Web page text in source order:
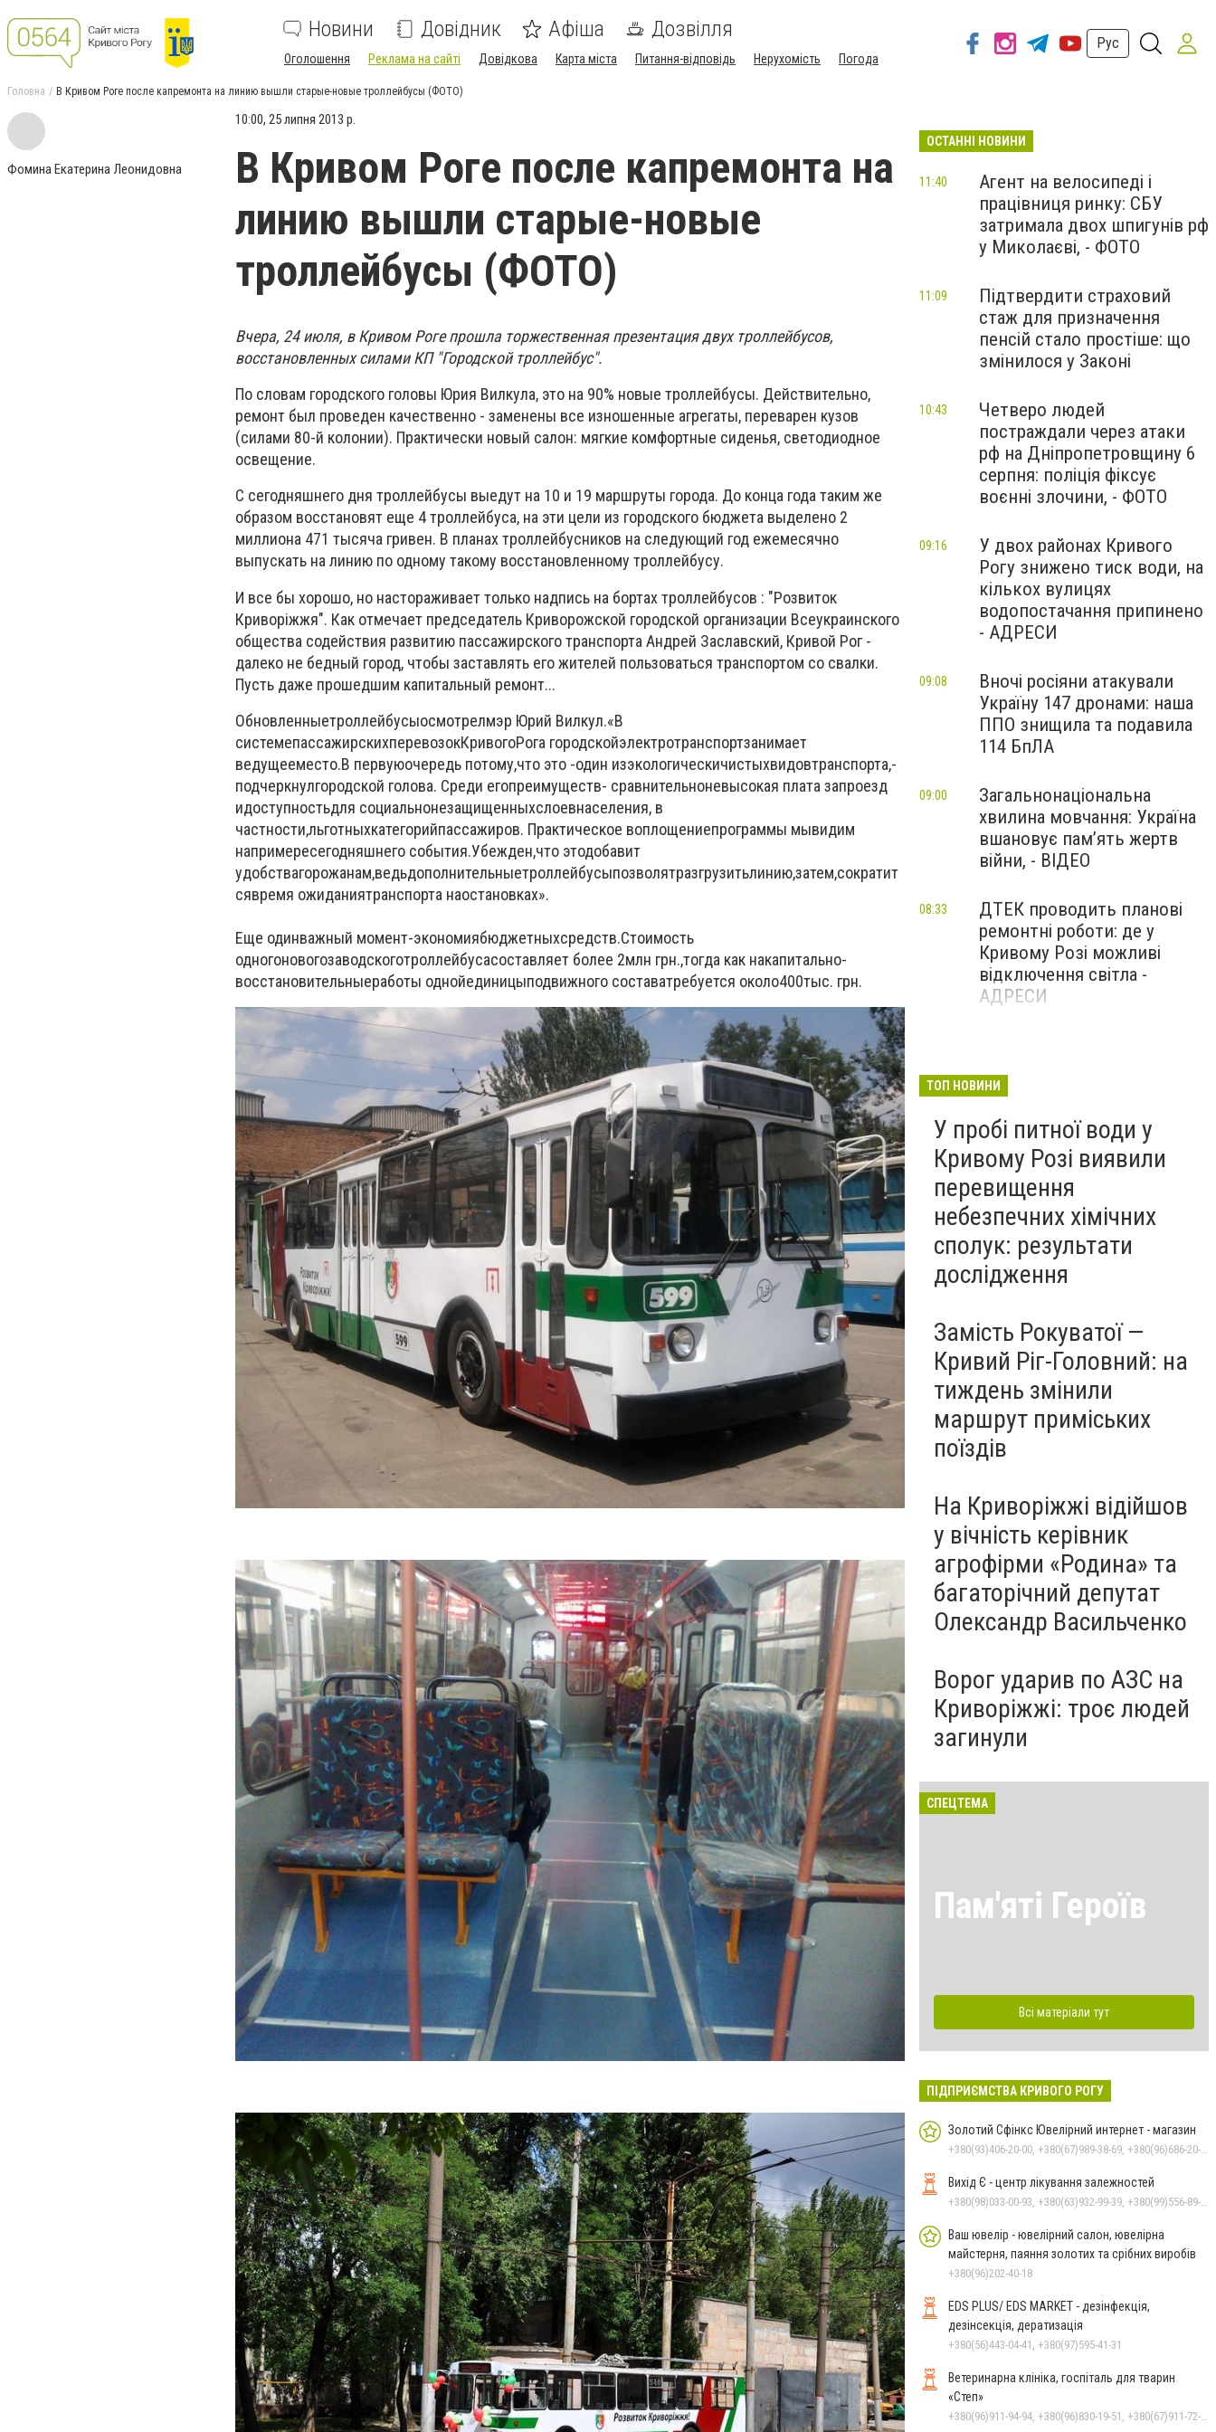
Новини Довідник Афіша Дозвілля
Оголошення Реклама на сайті Довідкова Карта міста Питання-відповідь Нерухомість Погода
Рус
Головна В Кривом Роге после капремонта на линию вышли старые-новые троллейбусы (ФОТО)
Фомина Екатерина Леонидовна
10:00, 25 липня 2013 р.
В Кривом Роге после капремонта на
линию вышли старые-новые
троллейбусы (ФОТО)
Вчера, 24 июля, в Кривом Роге прошла торжественная презентация двух троллейбусов,
восстановленных силами КП "Городской троллейбус".
По словам городского головы Юрия Вилкула, это на 90% новые троллейбусы. Действительно,
ремонт был проведен качественно - заменены все изношенные агрегаты, переварен кузов
(силами 80-й колонии). Практически новый салон: мягкие комфортные сиденья, светодиодное
освещение.
С сегодняшнего дня троллейбусы выедут на 10 и 19 маршруты города. До конца года таким же
образом восстановят еще 4 троллейбуса, на эти цели из городского бюджета выделено 2
миллиона 471 тысяча гривен. В планах троллейбусников на следующий год ежемесячно
выпускать на линию по одному такому восстановленному троллейбусу.
И все бы хорошо, но настораживает только надпись на бортах троллейбусов : "Розвиток
Криворіжжя". Как отмечает председатель Криворожской городской организации Всеукраинского
общества содействия развитию пассажирского транспорта Андрей Заславский, Кривой Рог -
далеко не бедный город, чтобы заставлять его жителей пользоваться транспортом со свалки.
Пусть даже прошедшим капитальный ремонт...
Обновленныетроллейбусыосмотрелмэр Юрий Вилкул.«В
системепассажирскихперевозокКривогоРога городскойэлектротранспортзанимает
ведущееместо.В первуюочередь потому,что это -один изэкологическичистыхвидовтранспорта,-
подчеркнулгородской голова. Среди егопреимуществ- сравнительноневысокая плата запроезд
идоступностьдля социальнонезащищенныхслоевнаселения, в
частности,льготныхкатегорийпассажиров. Практическое воплощениепрограммы мывидим
напримересегодняшнего события.Убежден,что этодобавит
удобствагорожанам,ведьдополнительныетроллейбусыпозволятразгрузитьлинию,затем,сократит
сявремя ожиданиятранспорта наостановках».
Еще одинважный момент-экономиябюджетныхсредств.Стоимость
одногоновогозаводскоготроллейбусасоставляет более 2млн грн.,тогда как накапитально-
восстановительныеработы однойединицыподвижного составатребуется около400тыс. грн.
ОСТАННІ НОВИНИ
Агент на велосипеді і
працівниця ринку: СБУ
затримала двох шпигунів рф
у Миколаєві, - ФОТО
11:40
Підтвердити страховий
стаж для призначення
пенсій стало простіше: що
змінилося у Законі
11:09
Четверо людей
постраждали через атаки
рф на Дніпропетровщину 6
серпня: поліція фіксує
воєнні злочини, - ФОТО
10:43
У двох районах Кривого
Рогу знижено тиск води, на
кількох вулицях
водопостачання припинено
- АДРЕСИ
09:16
Вночі росіяни атакували
Україну 147 дронами: наша
ППО знищила та подавила
114 БпЛА
09:08
Загальнонаціональна
хвилина мовчання: Україна
вшановує пам’ять жертв
війни, - ВІДЕО
09:00
ДТЕК проводить планові
ремонтні роботи: де у
Кривому Розі можливі
відключення світла -
АДРЕСИ
08:33
маршрутів дві третини
ТОП НОВИНИ
У пробі питної води у
Кривому Розі виявили
перевищення
небезпечних хімічних
сполук: результати
дослідження
Замість Рокуватої —
Кривий Ріг-Головний: на
тиждень змінили
маршрут приміських
поїздів
На Криворіжжі відійшов
у вічність керівник
агрофірми «Родина» та
багаторічний депутат
Олександр Васильченко
Ворог ударив по АЗС на
Криворіжжі: троє людей
загинули
СПЕЦТЕМА
Пам'яті Героїв
Всі матеріали тут
ПІДПРИЄМСТВА КРИВОГО РОГУ
Золотий Сфінкс Ювелірний интернет - магазин
Вихід Є - центр лікування залежностей
Ваш ювелір - ювелірний салон, ювелірна
майстерня, паяння золотих та срібних виробів
+380(96)202-40-18
EDS PLUS/ EDS MARKET - дезінфекція,
дезінсекція, дератизація
+380(56)443-04-41, +380(97)595-41-31
Ветеринарна клініка, госпіталь для тварин
«Степ»